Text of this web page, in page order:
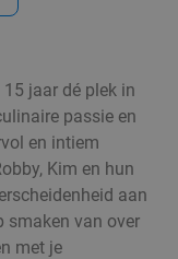
jaar dé plek in
passie en
en intiem
Kim en hun
aan
smaken van over
met je